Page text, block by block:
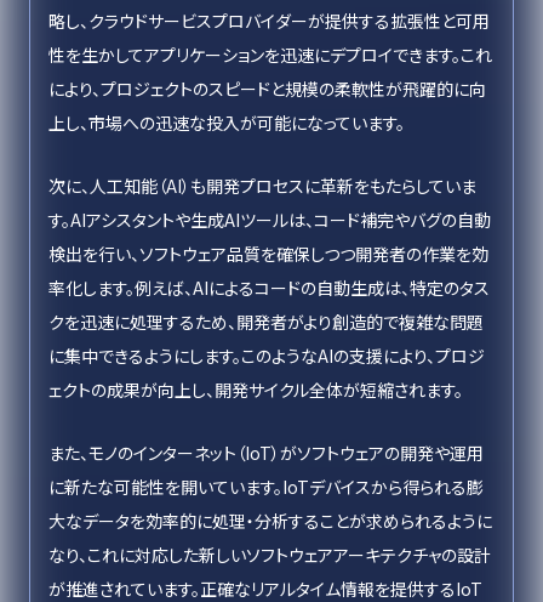
略し、クラウドサービスプロバイダーが提供する拡張性と可用
性を生かしてアプリケーションを迅速にデプロイできます。これ
により、プロジェクトのスピードと規模の柔軟性が飛躍的に向
上し、市場への迅速な投入が可能になっています。
次に、人工知能（AI）も開発プロセスに革新をもたらしていま
す。AIアシスタントや生成AIツールは、コード補完やバグの自動
検出を行い、ソフトウェア品質を確保しつつ開発者の作業を効
率化します。例えば、AIによるコードの自動生成は、特定のタス
クを迅速に処理するため、開発者がより創造的で複雑な問題
に集中できるようにします。このようなAIの支援により、プロジ
ェクトの成果が向上し、開発サイクル全体が短縮されます。
また、モノのインターネット（IoT）がソフトウェアの開発や運用
に新たな可能性を開いています。IoTデバイスから得られる膨
大なデータを効率的に処理・分析することが求められるように
なり、これに対応した新しいソフトウェアアーキテクチャの設計
が推進されています。正確なリアルタイム情報を提供するIoT